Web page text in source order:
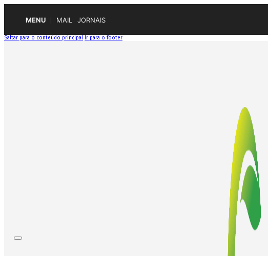
MENU MAIL JORNAIS
Saltar para o conteúdo principal Ir para o footer